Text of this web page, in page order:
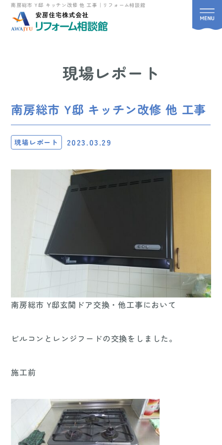
南房総市 Y邸 キッチン改修 他 工事｜リフォーム相談館
現場レポート
南房総市 Y邸 キッチン改修 他 工事
現場レポート 2023.03.29
南房総市 Y邸玄関ドア交換・他工事において
ビルコンとレンジフードの交換をしました。
施工前